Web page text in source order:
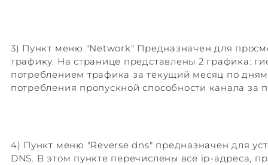
3) Пункт меню "Network" Предназначен для
трафику. На странице представлены 2 графика:
потреблением трафика за текущий месяц по
потребления пропускной способности канала за
4) Пункт меню "Reverse dns" предназначен для
DNS. В этом пункте перечислены все ip-адреса,